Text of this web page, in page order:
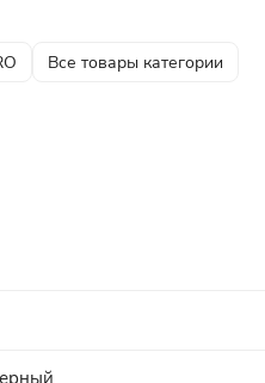
Все товары категории